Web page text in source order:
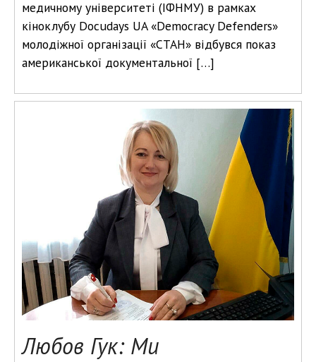
медичному університеті (ІФНМУ) в рамках
кіноклубу Docudays UA «Democracy Defenders»
молодіжної організації «СТАН» відбувся показ
американської документальної […]
Любов Гук: Ми